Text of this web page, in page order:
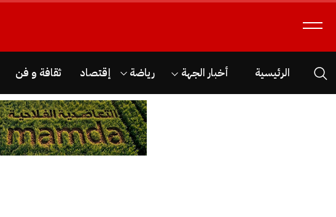
الرئيسية أخبار الجهة رياضة إقتصاد ثقافة و فن